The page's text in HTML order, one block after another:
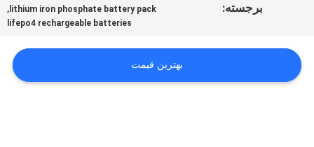
بگیرید
برجسته:
lithium iron phosphate battery pack
,
lifepo4 rechargeable batteries
بهترین قیمت